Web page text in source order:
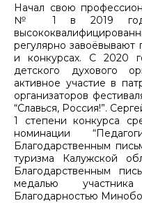
Начал свою
№ 1 в 2019
регулярно завоёвывают
и конкурсах. С 2020
детского духового
активное участие в
организаторов
“Славься, Россия!”.
1 степени конкурса
номинации
Благодарственным
туризма Калужской
Благодарственным
медалью
Благодарностью